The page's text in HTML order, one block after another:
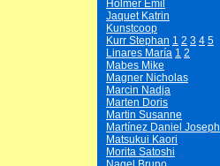
Holmer Emil
Jaquet Katrin
Kunstcoop
Kurr Stephan 1 2 3 4 5
Linares María 1 2
Mabes Mike
Magner Nicholas
Marcin Nadja
Marten Doris
Martin Susanne
Martínez Daniel Joseph
Matsukui Kaori
Morita Satoshi